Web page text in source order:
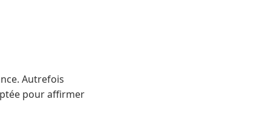
Autrefois
pour affirmer